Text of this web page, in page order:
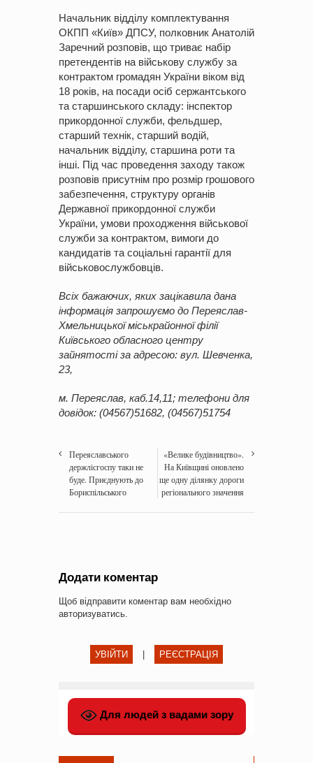
Начальник відділу комплектування
ОКПП «Київ» ДПСУ, полковник Анатолій
Заречний розповів, що триває набір
претендентів на військову службу за
контрактом громадян України віком від
18 років, на посади осіб сержантського
та старшинського складу: інспектор
прикордонної служби, фельдшер,
старший технік, старший водій,
начальник відділу, старшина роти та
інші. Під час проведення заходу також
розповів присутнім про розмір грошового
забезпечення, структуру органів
Державної прикордонної служби
України, умови проходження військової
служби за контрактом, вимоги до
кандидатів та соціальні гарантії для
військовослужбовців.
Всіх бажаючих, яких зацікавила дана
інформація запрошуємо до Переяслав-
Хмельницької міськрайонної філії
Київського обласного центру
зайнятості за адресою: вул. Шевченка,
23,
м. Переяслав, каб.14,11; телефони для
довідок: (04567)51682, (04567)51754
Переяславського
держлісгоспу таки не
буде. Приєднують до
Бориспільського
«Велике будівництво».
На Київщині оновлено
ще одну ділянку дороги
регіонального значення
Додати коментар
Щоб відправити коментар вам необхідно
авторизуватись
УВІЙТИ РЕЄСТРАЦІЯ
Для людей з вадами зору